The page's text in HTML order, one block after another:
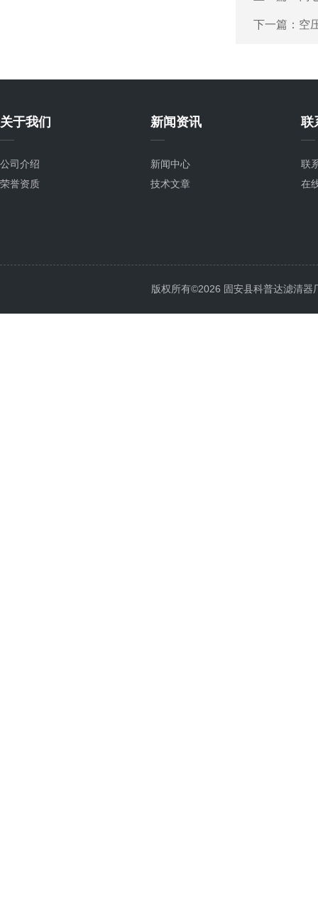
下一篇： 空
关于我们
公司介绍
荣誉资质
新闻资讯
新闻中心
技术文章
联
联
在
版权所有©2026 固安县科普达滤清